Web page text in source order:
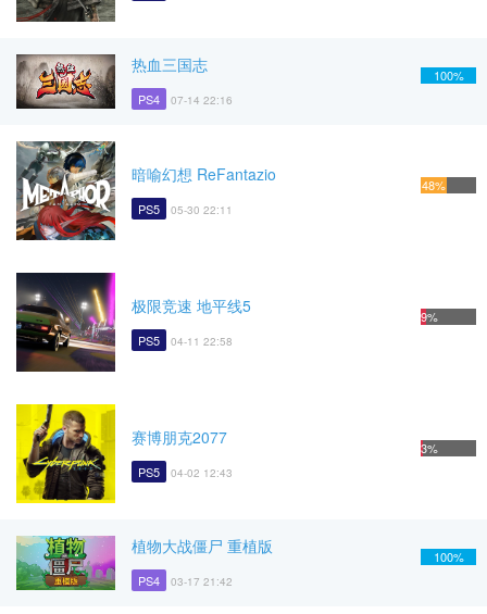
热血三国志
PS4 07-14 22:16
100%
暗喻幻想 ReFantazio
PS5 05-30 22:11
48%
极限竞速 地平线5
PS5 04-11 22:58
9%
赛博朋克2077
PS5 04-02 12:43
3%
植物大战僵尸 重植版
PS4 03-17 21:42
100%